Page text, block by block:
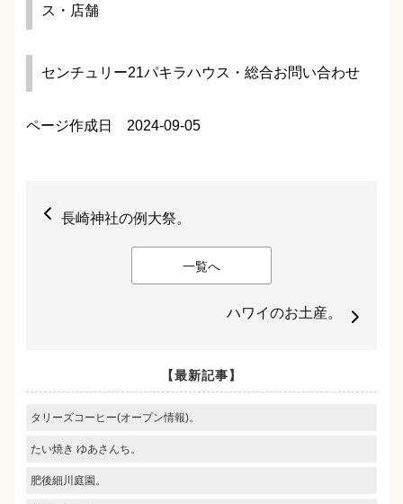
ス・店舗
センチュリー21パキラハウス・総合お問い合わせ
ページ作成日 2024-09-05
長崎神社の例大祭。
一覧へ
ハワイのお土産。
【最新記事】
タリーズコーヒー(オープン情報)。
たい焼き ゆあさんち。
肥後細川庭園。